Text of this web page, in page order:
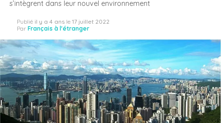
s’intègrent dans leur nouvel environnement
Publié il y a 4 ans le 17 juillet 2022
Par Français à l'étranger